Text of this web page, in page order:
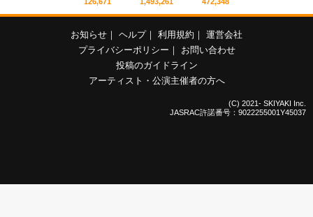
お知らせ ヘルプ 利用規約
運営会社
プライバシーポリシー
お問い合わせ
投稿のガイドライン
アーティスト・公演主催者の方へ
(C) 2021- SKIYAKI Inc.
JASRAC許諾番号：9022255001Y45037